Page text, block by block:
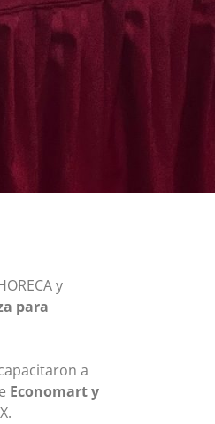
y
para
a
Economart y